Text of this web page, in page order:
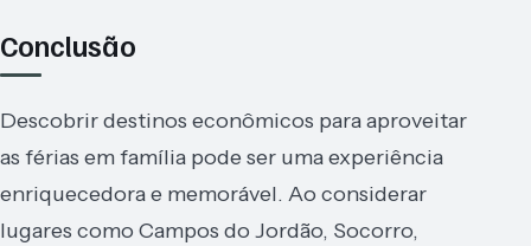
Conclusão
Descobrir destinos econômicos para aproveitar
as férias em família pode ser uma experiência
enriquecedora e memorável. Ao considerar
lugares como Campos do Jordão, Socorro,